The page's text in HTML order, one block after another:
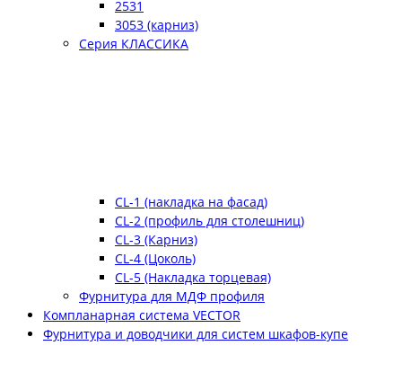
2531
3053 (карниз)
Серия КЛАССИКА
CL-1 (накладка на фасад)
CL-2 (профиль для столешниц)
CL-3 (Карниз)
CL-4 (Цоколь)
CL-5 (Накладка торцевая)
Фурнитура для МДФ профиля
Компланарная система VECTOR
Фурнитура и доводчики для систем шкафов-купе